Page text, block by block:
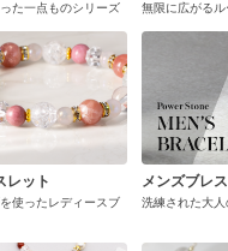
た一点ものシリーズ 無限に広がる
レット
使ったレディースブ
メンズブレ
洗練された大